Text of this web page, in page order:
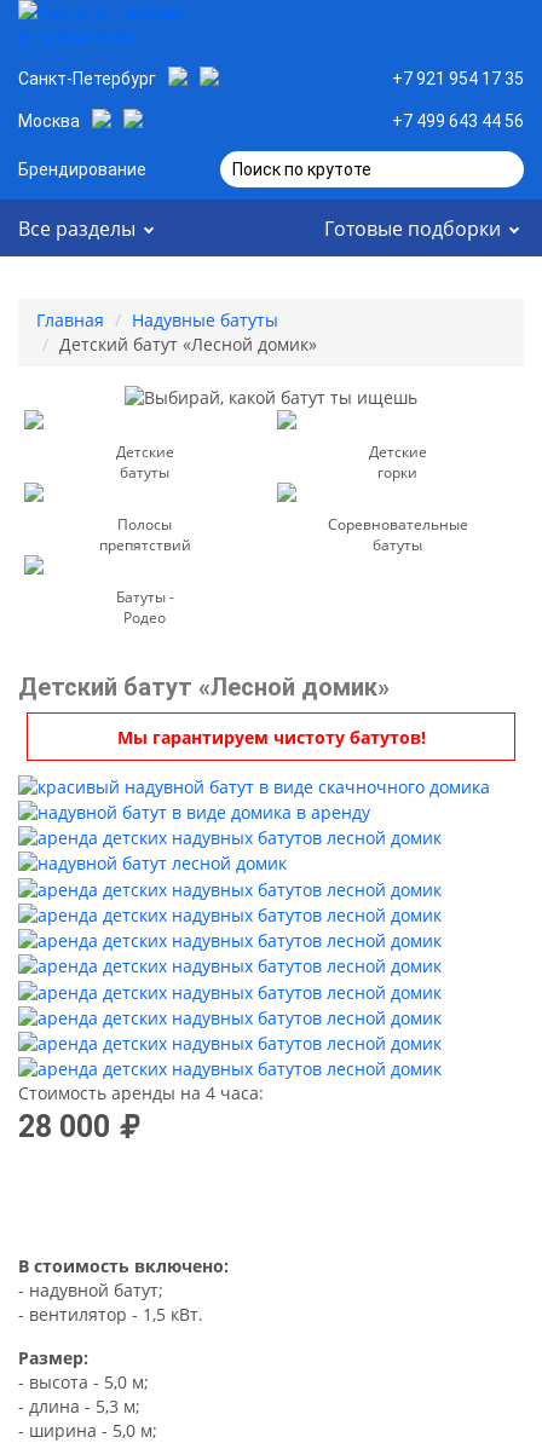
Санкт-Петербург +7 921 954 17 35
Москва +7 499 643 44 56
Брендирование Поиск по крутоте
Все разделы Готовые подборки
Главная
Надувные батуты
Детский батут «Лесной домик»
Детские
батуты
Детские
горки
Полосы
препятствий
Соревновательные
батуты
Батуты -
Родео
Детский батут «Лесной домик»
Мы гарантируем чистоту батутов!
Стоимость аренды на 4 часа:
28 000
В стоимость включено:
- надувной батут;
- вентилятор - 1,5 кВт.
Размер:
- высота - 5,0 м;
- длина - 5,3 м;
- ширина - 5,0 м;